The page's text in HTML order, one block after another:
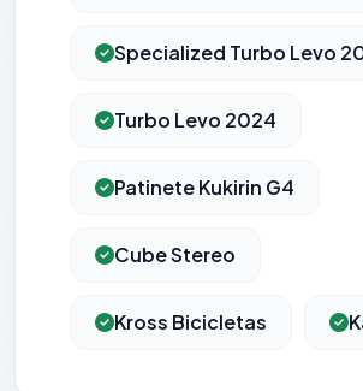
Specialized Turbo Levo
Turbo Levo 2024
Patinete Kukirin G4
Cube Stereo
Kross Bicicletas